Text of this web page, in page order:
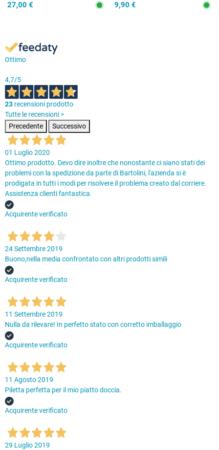
27,00 € 9,90 €
Ottimo
4,7/5
23 recensioni prodotto
Tutte le recensioni >
Precedente
Successivo
01 Luglio 2020
Ottimo prodotto. Devo dire inoltre che nonostante ci siano stati dei
problemi con la spedizione da parte di Bartolini, l'azienda si è
prodigata in tutti i modi per risolvere il problema creato dal corriere.
Assistenza clienti fantastica.
Acquirente verificato
24 Settembre 2019
Buono,nella media confrontato con altri prodotti simili
Acquirente verificato
11 Settembre 2019
Nulla da rilevare! In perfetto stato con corretto imballaggio
Acquirente verificato
11 Agosto 2019
Piletta perfetta per il mio piatto doccia.
Acquirente verificato
29 Luglio 2019